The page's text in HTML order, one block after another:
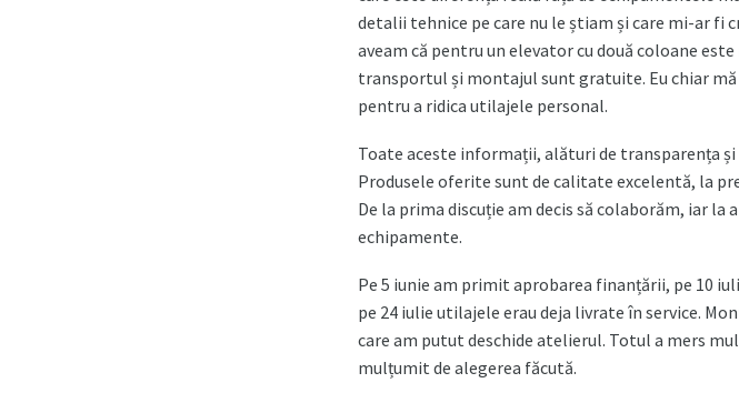
detalii tehnice pe care nu le știam și care mi-ar fi
aveam că pentru un elevator cu două coloane
transportul și montajul sunt gratuite. Eu chiar
pentru a ridica utilajele personal.
Toate aceste informații, alături de transparența
Produsele oferite sunt de calitate excelentă, la
De la prima discuție am decis să colaborăm, iar
echipamente.
Pe 5 iunie am primit aprobarea finanțării, pe 10
pe 24 iulie utilajele erau deja livrate în service.
care am putut deschide atelierul. Totul a mers
mulțumit de alegerea făcută.